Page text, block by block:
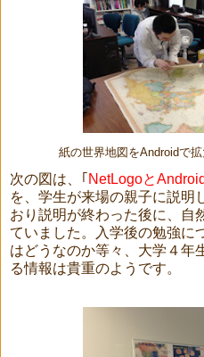
紙の世界地図をAndroidで拡
次の図は、｢ NetLogoとAndroid
を、学生が来場の親子に説明
おり説明が終わった後に、自
ていました。入学後の勉強に
はどうなのか等々、大学４年
る情報は貴重のようです。